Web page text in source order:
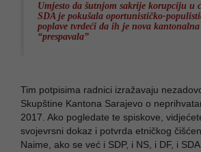
Umjesto da šutnjom sakrije korupciju u
SDA je pokušala oportunističko-
poplave tvrdeći da ih je nova kantonalna
“prespavala”
Tim potpisima radnici izražavaju
Skupštine Kantona Sarajevo o
2017. Ako pogledate te spiskove,
svojevrsni dokaz i potvrda etničkog
Naime, ako se već i SDP, i NS, i DF, i